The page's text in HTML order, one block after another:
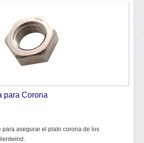
para Corona
para asegurar el plato corona de los